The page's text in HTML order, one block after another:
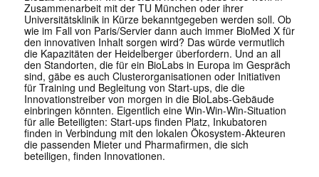
Zusammenarbeit mit der TU München oder ihrer
Universitätsklinik in Kürze bekanntgegeben werden soll. Ob
wie im Fall von Paris/Servier dann auch immer BioMed X für
den innovativen Inhalt sorgen wird? Das würde vermutlich
die Kapazitäten der Heidelberger überfordern. Und an all
den Standorten, die für ein BioLabs in Europa im Gespräch
sind, gäbe es auch Clusterorganisationen oder Initiativen
für Training und Begleitung von Start-ups, die die
Innovationstreiber von morgen in die BioLabs-Gebäude
einbringen könnten. Eigentlich eine Win-Win-Win-Situation
für alle Beteiligten: Start-ups finden Platz, Inkubatoren
finden in Verbindung mit den lokalen Ökosystem-Akteuren
die passenden Mieter und Pharmafirmen, die sich
beteiligen, finden Innovationen.